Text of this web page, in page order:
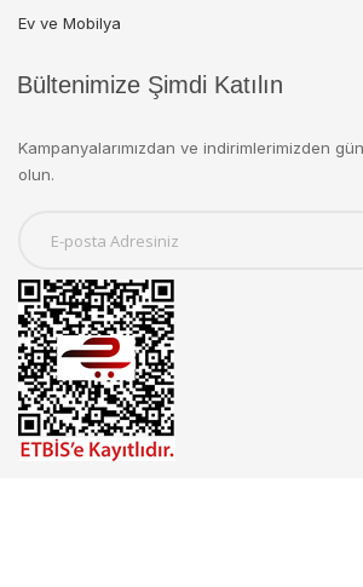
Ev ve Mobilya
Bültenimize Şimdi Katılın
Kampanyalarımızdan ve indirimlerimizden
olun.